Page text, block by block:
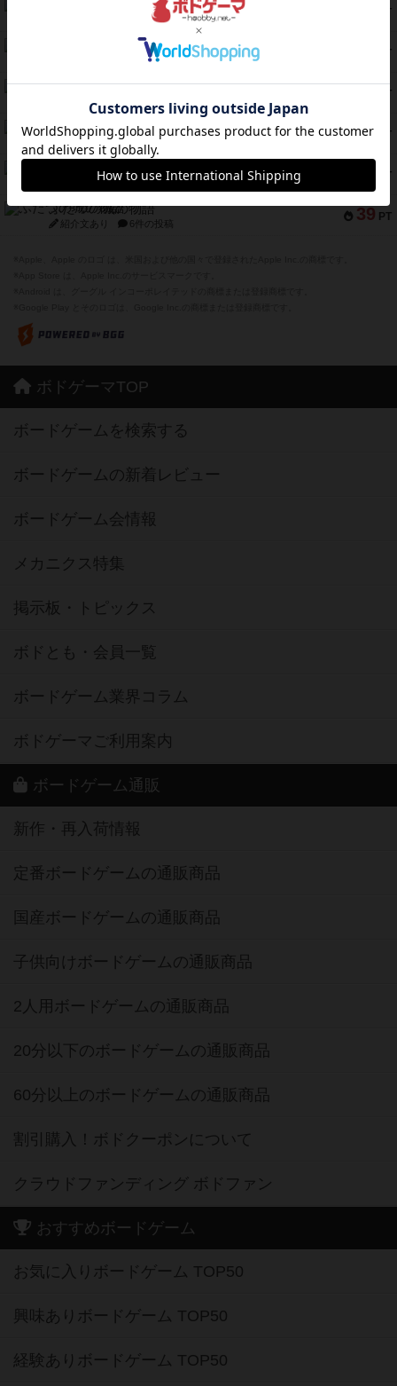
PT
スモールワールド
13件の投稿
PT
2件の投稿
PT
Bitter End ブタペスト救出作戦
紹介文なし 1件の投稿
46 PT
ラピード
紹介文なし 1件の投稿
PT
紹介文なし 0件の投稿
39 PT
ふたつの城の物語
紹介文あり 6件の投稿
ボドゲーマTOP
ボードゲームを検索する
ボードゲームの新着レビュー
ボードゲーム会情報
メカニクス特集
掲示板・トピックス
ボドとも・会員一覧
ボードゲーム業界コラム
ボドゲーマご利用案内
ボードゲーム通販
新作・再入荷情報
定番ボードゲームの通販商品
国産ボードゲームの通販商品
子供向けボードゲームの通販商品
2人用ボードゲームの通販商品
20分以下のボードゲームの通販商品
60分以上のボードゲームの通販商品
割引購入！ボドクーポンについて
クラウドファンディング ボドファン
おすすめボードゲーム
お気に入りボードゲーム TOP50
興味ありボードゲーム TOP50
経験ありボードゲーム TOP50